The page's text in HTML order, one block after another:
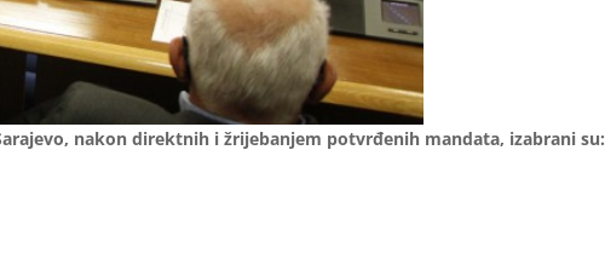
nakon direktnih i žrijebanjem potvrđenih mandata, izabrani su: